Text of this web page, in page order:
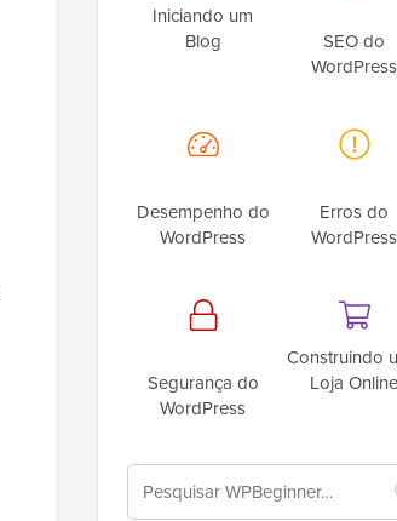
Iniciando um
Blog
SEO do
WordPress
Desempenho do
WordPress
Erros do
WordPress
Segurança do
WordPress
Construindo
Loja Online